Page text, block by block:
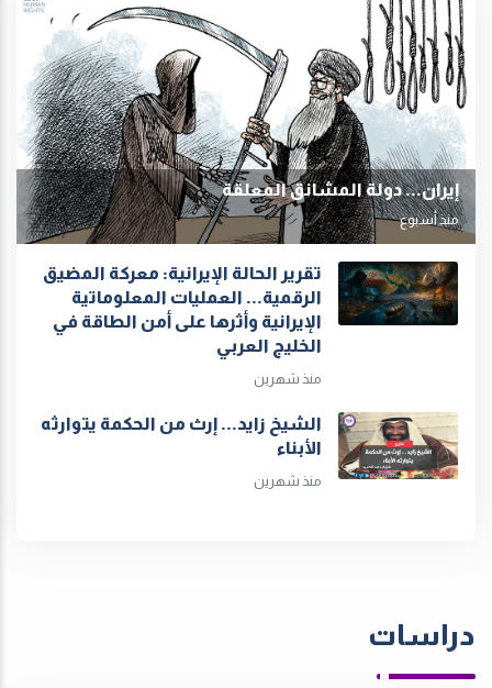
إيران... دولة المشانق المعلقة
منذ أسبوع
تقرير الحالة الإيرانية: معركة المضيق
الرقمية... العمليات المعلوماتية
الإيرانية وأثرها على أمن الطاقة في
الخليج العربي
منذ شهرين
الشيخ زايد... إرث من الحكمة يتوارثه
الأبناء
منذ شهرين
دراسات